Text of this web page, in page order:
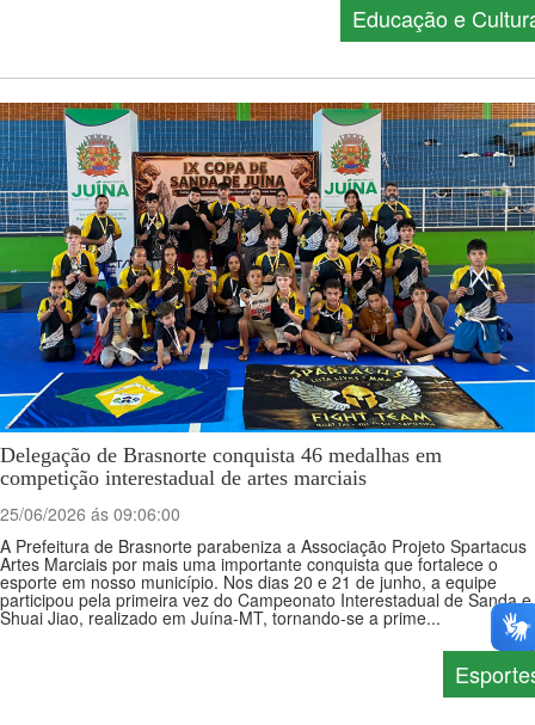
Educação e
Delegação de Brasnorte conquista 46 medalhas em
competição interestadual de artes marciais
25/06/2026 ás 09:06:00
A Prefeitura de Brasnorte parabeniza a Associação Projeto Spartacus
Artes Marciais por mais uma importante conquista que fortalece o
esporte em nosso município. Nos dias 20 e 21 de junho, a equipe
participou pela primeira vez do Campeonato Interestadual de Sanda e
Shuai Jiao, realizado em Juína-MT, tornando-se a prime...